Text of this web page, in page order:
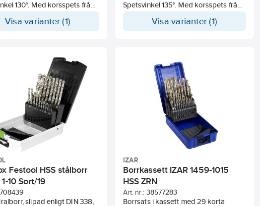
mm Borrlängd:175 mm
130°. Med korsspets från
För allmän borrning
Visa varianter (1)
Spetsvinkel 135°. Med korsspets från
reducering av axialkraften. Anlöpt.
Visa varianter (1)
Festool HSS stålborr
1-10 Sort/19
708439
slipad enligt DIN 338,
IZAR
Borrkassett IZAR 1459-1015
HSS ZRN
Art. nr.: 38577283
Borrsats i kassett med 29 korta